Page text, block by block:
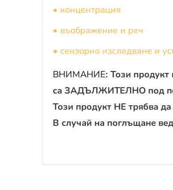
• концентрация
• въображение и реч
• сензорно изследване и
ВНИМАНИЕ: Този продукт
са ЗАДЪЛЖИТЕЛНО под
Този продукт НЕ трябва
В случай на поглъщане